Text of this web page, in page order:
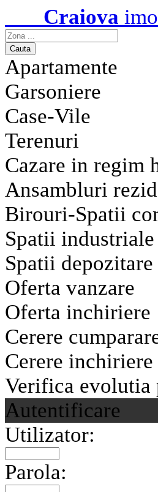
Craiova
Apartamente
Garsoniere
Case-Vile
Terenuri
Cazare in regim
Ansambluri
Birouri-Spatii
Spatii industriale
Spatii depozitare
Oferta vanzare
Oferta inchiriere
Cerere
Cerere inchiriere
Verifica
Autentificare
Utilizator:
Parola: